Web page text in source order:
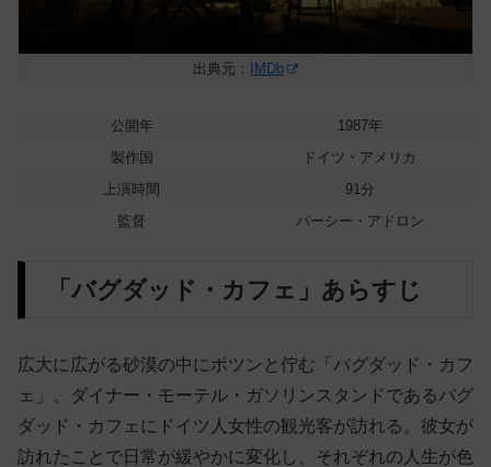
出典元： IMDb
公開年
1987年
製作国
ドイツ・アメリカ
上演時間
91分
監督
パーシー・アドロン
「バグダッド・カフェ」あらすじ
広大に広がる砂漠の中にポツンと佇む「バグダッド・カフ
ェ」。ダイナー・モーテル・ガソリンスタンドであるバグ
ダッド・カフェにドイツ人女性の観光客が訪れる。彼女が
訪れたことで日常が緩やかに変化し、それぞれの人生が色